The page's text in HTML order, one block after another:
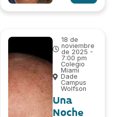
18 de
noviembre
de 2025 -
7:00 pm
Colegio
Miami
Dade
Campus
Wolfson
Una
Noche